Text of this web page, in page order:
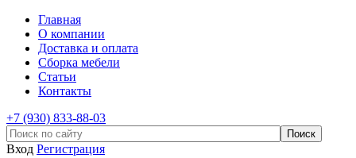
Главная
О компании
Доставка и оплата
Сборка мебели
Статьи
Контакты
+7 (930) 833-88-03
Вход Регистрация